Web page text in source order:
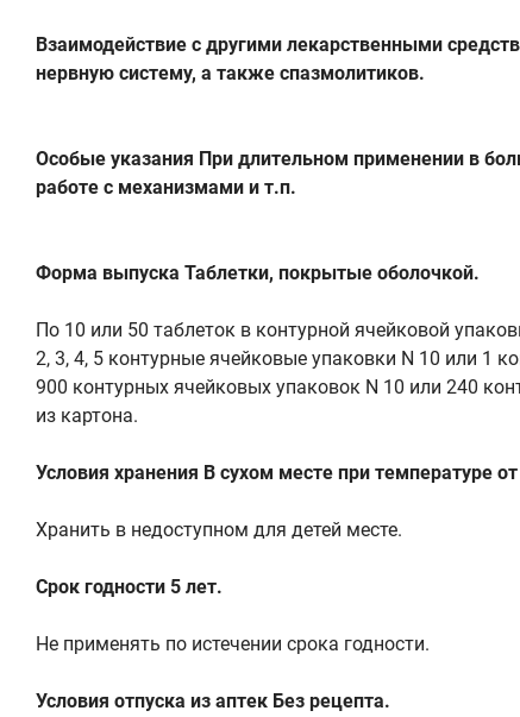
Взаимодействие с другими лекарственными
нервную систему, а также спазмолитиков.
Особые указания При длительном применении в
работе с механизмами и т.п.
Форма выпуска Таблетки, покрытые оболочкой.
По 10 или 50 таблеток в контурной ячейковой
2, 3, 4, 5 контурные ячейковые упаковки N 10 или 1
900 контурных ячейковых упаковок N 10 или 240
из картона.
Условия хранения В сухом месте при температуре
Хранить в недоступном для детей месте.
Срок годности 5 лет.
Не применять по истечении срока годности.
Условия отпуска из аптек Без рецепта.